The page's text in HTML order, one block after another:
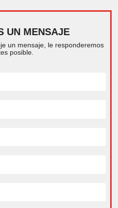
UN MENSAJE
un mensaje, le responderemos
posible.